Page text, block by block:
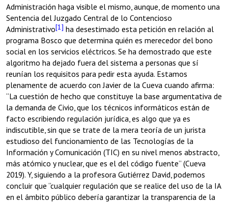
Administración haga visible el mismo, aunque, de momento una
Sentencia del Juzgado Central de lo Contencioso
Administrativo[1] ha desestimado esta petición en relación al
programa Bosco que determina quién es merecedor del bono
social en los servicios eléctricos. Se ha demostrado que este
algoritmo ha dejado fuera del sistema a personas que sí
reunían los requisitos para pedir esta ayuda. Estamos
plenamente de acuerdo con Javier de la Cueva cuando afirma:
“La cuestión de hecho que constituye la base argumentativa de
la demanda de Civio, que los técnicos informáticos están de
facto escribiendo regulación jurídica, es algo que ya es
indiscutible, sin que se trate de la mera teoría de un jurista
estudioso del funcionamiento de las Tecnologías de la
Información y Comunicación (TIC) en su nivel menos abstracto,
más atómico y nuclear, que es el del código fuente” (Cueva
2019). Y, siguiendo a la profesora Gutiérrez David, podemos
concluir que “cualquier regulación que se realice del uso de la IA
en el ámbito público debería garantizar la transparencia de la